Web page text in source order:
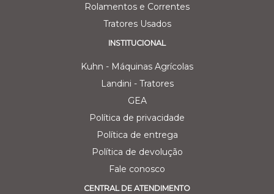
Rolamentos e Correntes
Tratores Usados
INSTITUCIONAL
Kuhn - Máquinas Agrícolas
Landini - Tratores
GEA
Política de privacidade
Política de entrega
Política de devolução
Fale conosco
CENTRAL DE ATENDIMENTO